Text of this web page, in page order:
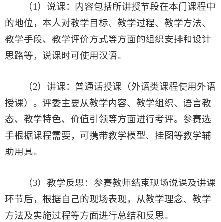
（1）说课：内容包括所讲授节段在本门课程中
的地位，本人对教学目标、教学过程、教学方法、
教学手段、教学评价方式等方面的组织安排和设计
思路等，说课时可使用汉语。
（2）讲课：普通话授课（外语类课程使用外语
授课）。评委主要从教学内容、教学组织、语言教
态、教学特色、价值引领等方面进行考评。参赛选
手根据课程需要，可携带教学模型、挂图等教学辅
助用具。
（3）教学反思：参赛教师结束现场说课及讲课
环节后，根据自己的现场表现，从教学理念、教学
方法及实施过程等方面进行总结和反思。